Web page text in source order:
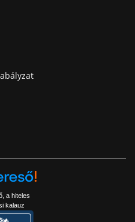
a hiteles
kalauz